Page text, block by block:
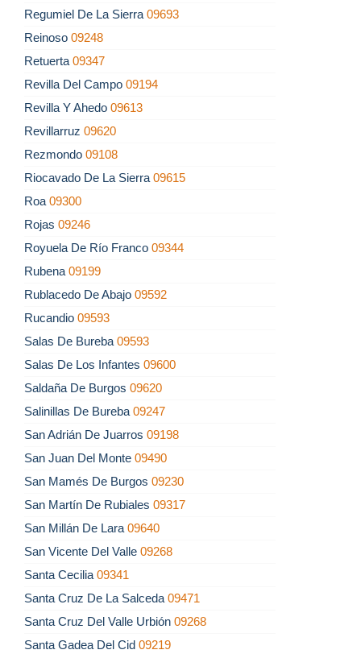
Regumiel De La Sierra 09693
Reinoso 09248
Retuerta 09347
Revilla Del Campo 09194
Revilla Y Ahedo 09613
Revillarruz 09620
Rezmondo 09108
Riocavado De La Sierra 09615
Roa 09300
Rojas 09246
Royuela De Río Franco 09344
Rubena 09199
Rublacedo De Abajo 09592
Rucandio 09593
Salas De Bureba 09593
Salas De Los Infantes 09600
Saldaña De Burgos 09620
Salinillas De Bureba 09247
San Adrián De Juarros 09198
San Juan Del Monte 09490
San Mamés De Burgos 09230
San Martín De Rubiales 09317
San Millán De Lara 09640
San Vicente Del Valle 09268
Santa Cecilia 09341
Santa Cruz De La Salceda 09471
Santa Cruz Del Valle Urbión 09268
Santa Gadea Del Cid 09219